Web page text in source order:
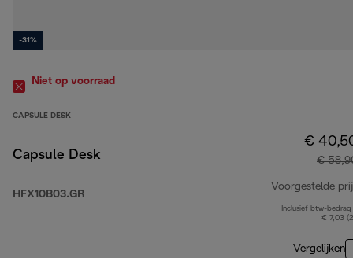
-31%
Niet op voorraad
CAPSULE DESK
Capsule Desk
HFX10B03.GR
€
€
Voorgestelde
Inclusief btw-bedrag
€ 7,03
Vergelijken